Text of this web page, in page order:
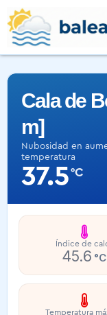
Cala de
m]
Nubosidad en
temperatura
37.5 °C
Índice de
45.6 °C
Temperatura